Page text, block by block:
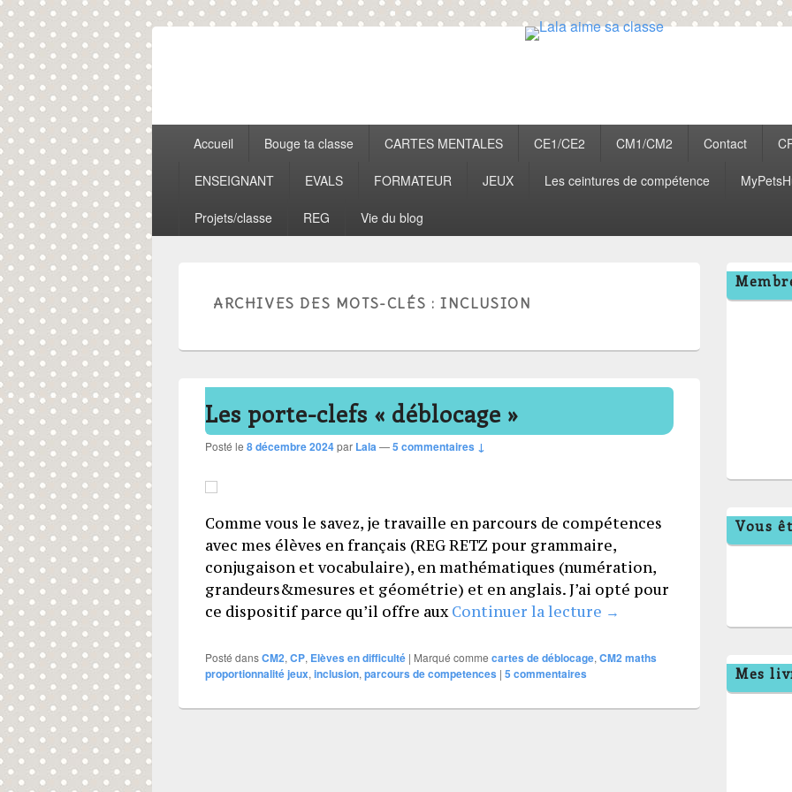
MenuAccueil Bouge ta classe CARTES MENTALES CE1/CE2 CM1/CM2 Contact
ENSEIGNANT EVALS FORMATEUR JEUX Les ceintures de compétence
Projets/classe REG Vie du blog
ARCHIVES DES MOTS-CLÉS :INCLUSION
Les porte-clefs « déblocage »
Posté le 8 décembre 2024par Lala—5 commentaires ↓
Comme vous le savez, je travaille en parcours de compétences
avec mes élèves en français (REG RETZ pour grammaire,
conjugaison et vocabulaire), en mathématiques (numération,
grandeurs&mesures et géométrie) et en anglais. J’ai opté pour
ce dispositif parce qu’il offre auxContinuer la lecture Les porte-clefs «
→
Posté dansCM2, CP, Elèves en difficulté | Marqué comme cartes de déblocage, CM2 maths
proportionnalité jeux, inclusion, parcours de competences | 5 commentaires
Zone
principale
de
Vous
Mes